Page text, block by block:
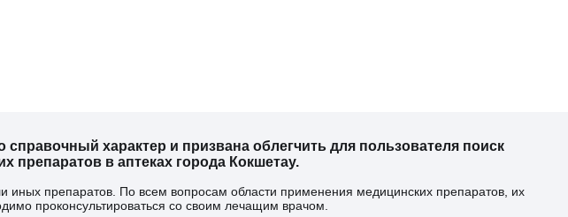
характер и призвана облегчить для пользователя поиск
в аптеках города Кокшетау.
препаратов. По всем вопросам области применения медицинских препаратов, их
проконсультироваться со своим лечащим врачом.